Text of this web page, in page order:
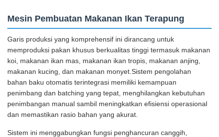
Mesin Pembuatan Makanan Ikan Terapung
Garis produksi yang komprehensif ini dirancang untuk
memproduksi pakan khusus berkualitas tinggi termasuk makanan
koi, makanan ikan mas, makanan ikan tropis, makanan anjing,
makanan kucing, dan makanan monyet.Sistem pengolahan
bahan baku otomatis terintegrasi memiliki kemampuan
penimbang dan batching yang tepat, menghilangkan kebutuhan
penimbangan manual sambil meningkatkan efisiensi operasional
dan memastikan rasio bahan yang akurat.
Sistem ini menggabungkan fungsi penghancuran canggih,